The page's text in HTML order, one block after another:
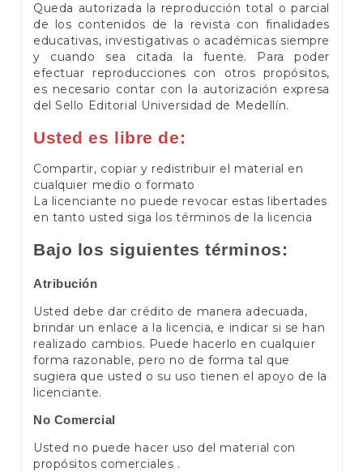
Queda autorizada la reproducción total o parcial
de los contenidos de la revista con finalidades
educativas, investigativas o académicas siempre
y cuando sea citada la fuente. Para poder
efectuar reproducciones con otros propósitos,
es necesario contar con la autorización expresa
del Sello Editorial Universidad de Medellín.
Usted es libre de:
Compartir, copiar y redistribuir el material en
cualquier medio o formato
La licenciante no puede revocar estas libertades
en tanto usted siga los términos de la licencia
Bajo los siguientes términos:
Atribución
Usted debe dar crédito de manera adecuada,
brindar un enlace a la licencia, e indicar si se han
realizado cambios. Puede hacerlo en cualquier
forma razonable, pero no de forma tal que
sugiera que usted o su uso tienen el apoyo de la
licenciante.
No Comercial
Usted no puede hacer uso del material con
propósitos comerciales .